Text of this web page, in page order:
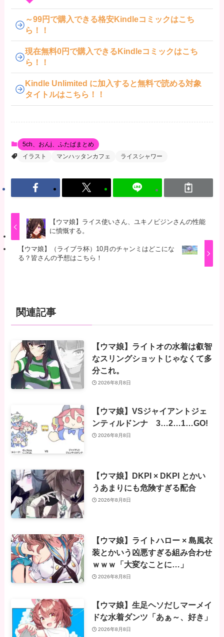
～99円で購入できる格安Kindleコミックはこち
ら！！
現在無料0円で購入できるKindleコミックはこち
ら！！
Kindle Unlimited に加入すると無料で読める対象
タイトルはこちら！！
5ch、おんj、ふたばまとめ
イラスト
マンハッタンカフェ ライスシャワー
【ウマ娘】ライス使いさん、ユキノビジンさんの性能
に憤慨する。
【ウマ娘】（ライブラ杯）10月のチャンミはどこにな
る？皆さんの予想はこちら！
関連記事
【ウマ娘】ライトオの水着は叡智
なスリングショットじゃなくて多
分これ。
2026年8月8日
【ウマ娘】VSジャイアントジェ
ンティルドンナ 3…2…1…GO!
2026年8月8日
【ウマ娘】DKPI × DKPI とかい
うあまりにも危険すぎる配合
2026年8月8日
【ウマ娘】ライトハロー × 島風衣
装とかいう凶悪すぎる組み合わせ
ｗｗｗ「大変なことに…」
2026年8月8日
【ウマ娘】生足ヘソだしマーメイ
ドな水着ダンツ「あぁ～、好き」
2026年8月8日